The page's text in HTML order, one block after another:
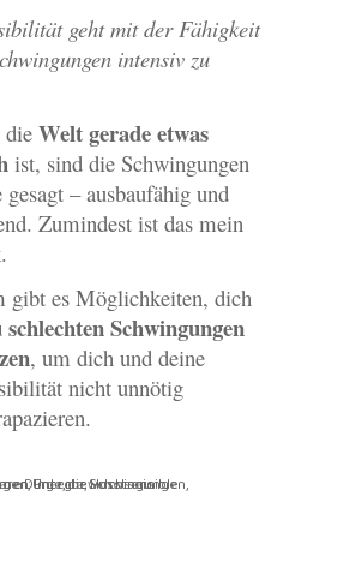
geht mit der Fähigkeit
intensiv zu
Welt gerade etwas
ist, sind die Schwingungen
– ausbaufähig und
Zumindest ist das mein
gibt es Möglichkeiten, dich
Schwingungen
, um dich und deine
nicht unnötig